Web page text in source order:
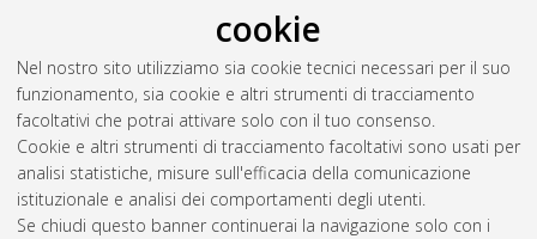
cookie
Nel nostro sito utilizziamo sia cookie tecnici necessari per il suo
funzionamento, sia cookie e altri strumenti di tracciamento
facoltativi che potrai attivare solo con il tuo consenso.
Cookie e altri strumenti di tracciamento facoltativi sono usati per
analisi statistiche, misure sull'efficacia della comunicazione
istituzionale e analisi dei comportamenti degli utenti.
Se chiudi questo banner continuerai la navigazione solo con i
Vedi altre statistiche
Gestione del documento: